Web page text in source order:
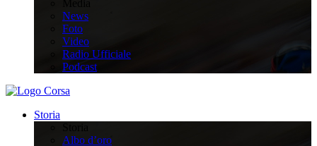
News
Foto
Video
Radio Ufficiale
Podcast
Storia
Albo d’oro